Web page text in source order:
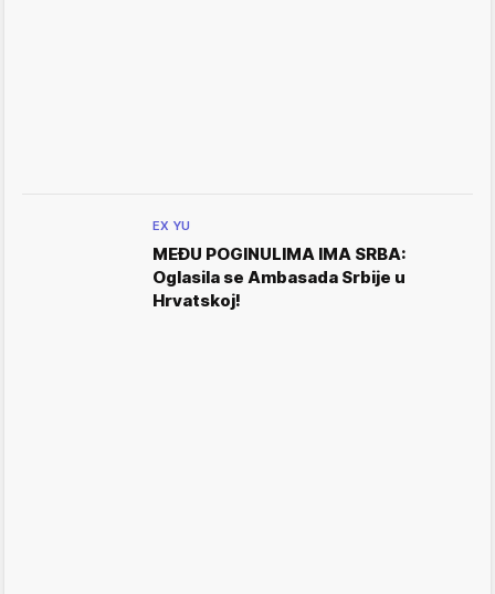
EX YU
MEĐU POGINULIMA IMA SRBA:
Oglasila se Ambasada Srbije u
Hrvatskoj!